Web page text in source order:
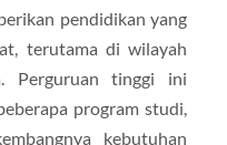
pendidikan yang
terutama di wilayah
Perguruan tinggi ini
program studi,
kebutuhan